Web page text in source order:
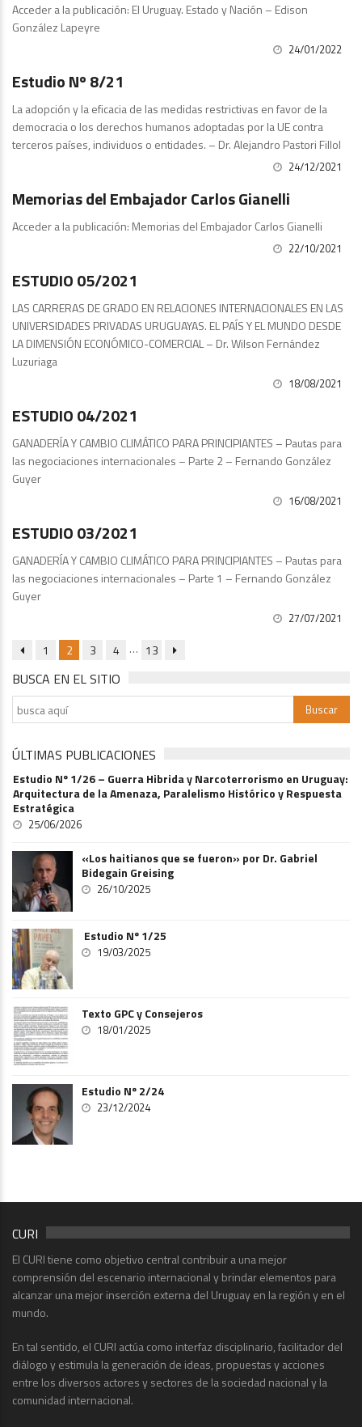
Acceder a la publicación: El Uruguay. Estado y Nación – Edison
González Lapeyre
24/01/2022
Estudio Nº 8/21
La adopción y la eficacia de las medidas restrictivas en favor de la
democracia o los derechos humanos adoptadas por la UE contra
terceros países, individuos o entidades. – Dr. Alejandro Pastori Fillol
24/12/2021
Memorias del Embajador Carlos Gianelli
Acceder a la publicación: Memorias del Embajador Carlos Gianelli
22/10/2021
ESTUDIO 05/2021
LAS CARRERAS DE GRADO EN RELACIONES INTERNACIONALES EN LAS
UNIVERSIDADES PRIVADAS URUGUAYAS. EL PAÍS Y EL MUNDO DESDE
LA DIMENSIÓN ECONÓMICO-COMERCIAL – Dr. Wilson Fernández
Luzuriaga
18/08/2021
ESTUDIO 04/2021
GANADERÍA Y CAMBIO CLIMÁTICO PARA PRINCIPIANTES – Pautas para
las negociaciones internacionales – Parte 2 – Fernando González
Guyer
16/08/2021
ESTUDIO 03/2021
GANADERÍA Y CAMBIO CLIMÁTICO PARA PRINCIPIANTES – Pautas para
las negociaciones internacionales – Parte 1 – Fernando González
Guyer
27/07/2021
1 2 3 4 … 13
BUSCA EN EL SITIO
ÚLTIMAS PUBLICACIONES
Estudio Nº 1/26 – Guerra Hibrida y Narcoterrorismo en Uruguay:
Arquitectura de la Amenaza, Paralelismo Histórico y Respuesta
Estratégica
25/06/2026
«Los haitianos que se fueron» por Dr. Gabriel
Bidegain Greising
26/10/2025
Estudio Nº 1/25
19/03/2025
Texto GPC y Consejeros
18/01/2025
Estudio Nº 2/24
23/12/2024
CURI
El CURI tiene como objetivo central contribuir a una mejor
comprensión del escenario internacional y brindar elementos para
alcanzar una mejor inserción externa del Uruguay en la región y en el
mundo.
En tal sentido, el CURI actúa como interfaz disciplinario, facilitador del
diálogo y estimula la generación de ideas, propuestas y acciones
entre los diversos actores y sectores de la sociedad nacional y la
comunidad internacional.